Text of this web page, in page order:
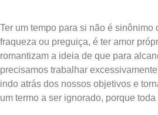
Ter um tempo para si não é sinônimo
fraqueza ou preguiça, é ter amor
romantizam a ideia de que para
precisamos trabalhar
indo atrás dos nossos objetivos e
um termo a ser ignorado, porque